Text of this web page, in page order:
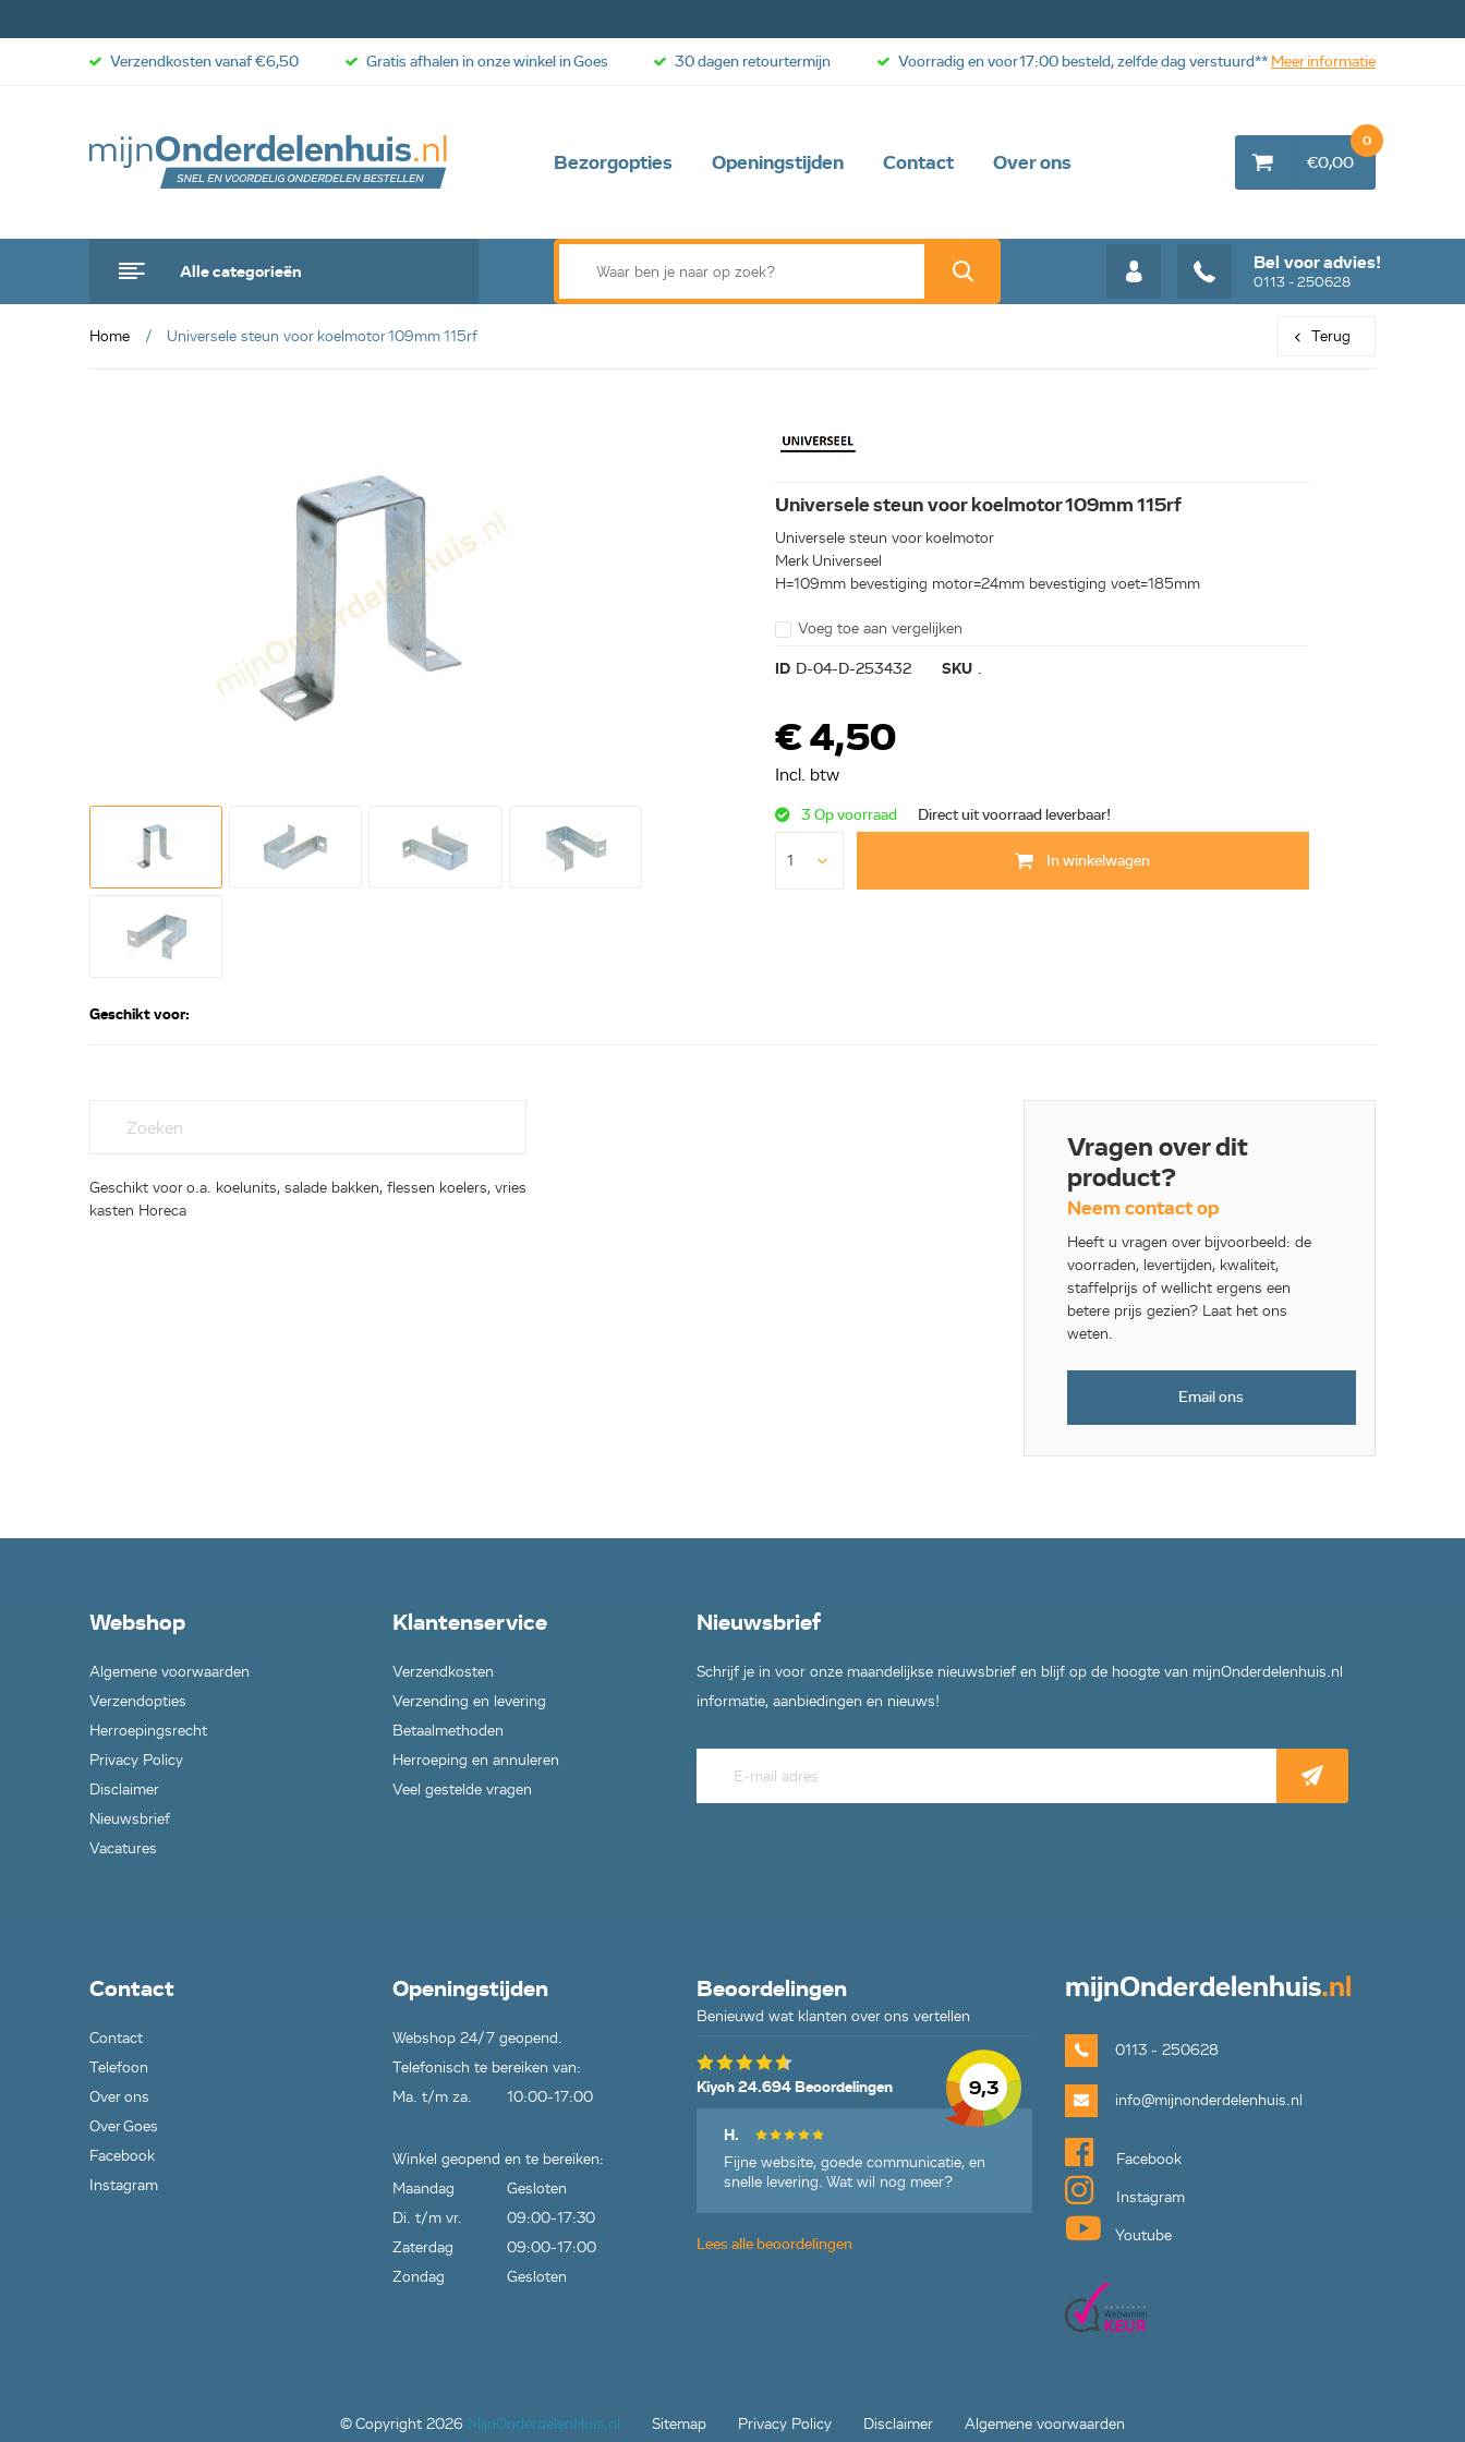
Bezorgopties Openingstijden Contact Over ons
Alle categorieën Bel voor advies!
0113 - 250628
€0,00
0
Verzendkosten vanaf €6,50 Gratis afhalen in onze winkel in Goes 30 dagen retourtermijn Voorradig en voor 17:00 besteld, zelfde dag verstuurd** Meer informatie
Home Universele steun voor koelmotor 109mm 115rf Terug
Universele steun voor koelmotor 109mm 115rf
Universele steun voor koelmotor
Merk Universeel
H=109mm bevestiging motor=24mm bevestiging voet=185mm
Voeg toe aan vergelijken
ID D-04-D-253432 SKU .
€ 4,50
Incl. btw
3 Op voorraad Direct uit voorraad leverbaar!
In winkelwagen
Geschikt voor:
Geschikt voor o.a. koelunits, salade bakken, flessen koelers, vries
kasten Horeca
Vragen over dit
product?
Neem contact op
Heeft u vragen over bijvoorbeeld: de
voorraden, levertijden, kwaliteit,
staffelprijs of wellicht ergens een
betere prijs gezien? Laat het ons
weten.
Email ons
Webshop
Algemene voorwaarden
Verzendopties
Herroepingsrecht
Privacy Policy
Disclaimer
Nieuwsbrief
Vacatures
Klantenservice
Verzendkosten
Verzending en levering
Betaalmethoden
Herroeping en annuleren
Veel gestelde vragen
Nieuwsbrief
Schrijf je in voor onze maandelijkse nieuwsbrief en blijf op de hoogte van mijnOnderdelenhuis.nl
informatie, aanbiedingen en nieuws!
Contact
Contact
Telefoon
Over ons
Over Goes
Facebook
Instagram
Openingstijden
Webshop 24/7 geopend.
Telefonisch te bereiken van:
Ma. t/m za.
10:00-17:00
Winkel geopend en te bereiken:
Maandag
Gesloten
Di. t/m vr.
09:00-17:30
Zaterdag
09:00-17:00
Zondag
Gesloten
Beoordelingen
Benieuwd wat klanten over ons vertellen
9,3
Kiyoh 24.694 Beoordelingen
H.
Fijne website, goede communicatie, en
snelle levering. Wat wil nog meer?
Lees alle beoordelingen
mijnOnderdelenhuis.nl
0113 - 250628
info@mijnonderdelenhuis.nl
Facebook
Instagram
Youtube
© Copyright 2026 MijnOnderdelenHuis.nl Sitemap Privacy Policy Disclaimer Algemene voorwaarden